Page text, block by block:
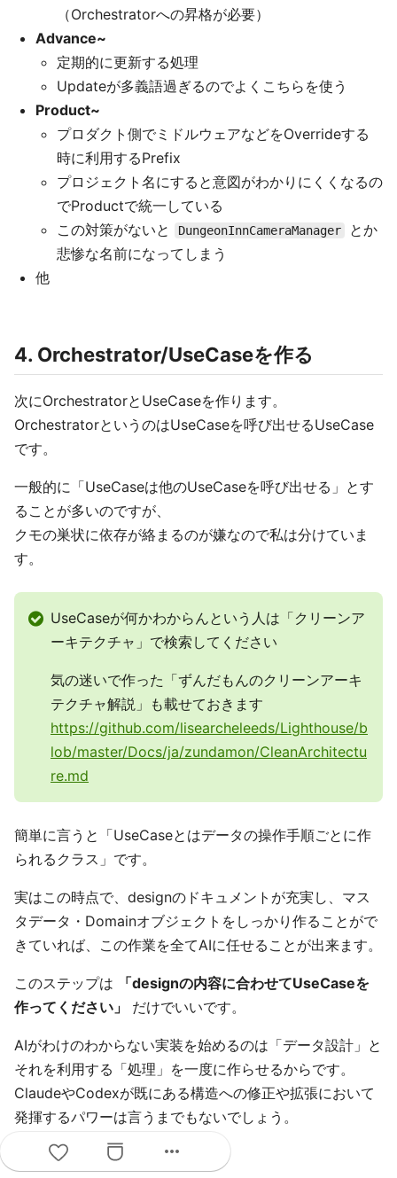
（Orchestratorへの昇格が必要）
Advance~
定期的に更新する処理
Updateが多義語過ぎるのでよくこちらを使う
Product~
プロダクト側でミドルウェアなどをOverrideする
時に利用するPrefix
プロジェクト名にすると意図がわかりにくくなるの
でProductで統一している
この対策がないと
DungeonInnCameraManager
とか
悲惨な名前になってしまう
他
4. Orchestrator/UseCaseを作る
次にOrchestratorとUseCaseを作ります。
OrchestratorというのはUseCaseを呼び出せるUseCase
です。
一般的に「UseCaseは他のUseCaseを呼び出せる」とす
ることが多いのですが、
クモの巣状に依存が絡まるのが嫌なので私は分けていま
す。
UseCaseが何かわからんという人は「クリーンア
ーキテクチャ」で検索してください
気の迷いで作った「ずんだもんのクリーンアーキ
テクチャ解説」も載せておきます
https://github.com/lisearcheleeds/Lighthouse/b
lob/master/Docs/ja/zundamon/CleanArchitectu
re.md
簡単に言うと「UseCaseとはデータの操作手順ごとに作
られるクラス」です。
実はこの時点で、designのドキュメントが充実し、マス
タデータ・Domainオブジェクトをしっかり作ることがで
きていれば、この作業を全てAIに任せることが出来ます。
このステップは
「designの内容に合わせてUseCaseを
作ってください」
だけでいいです。
AIがわけのわからない実装を始めるのは「データ設計」と
それを利用する「処理」を一度に作らせるからです。
ClaudeやCodexが既にある構造への修正や拡張において
発揮するパワーは言うまでもないでしょう。
more_horiz